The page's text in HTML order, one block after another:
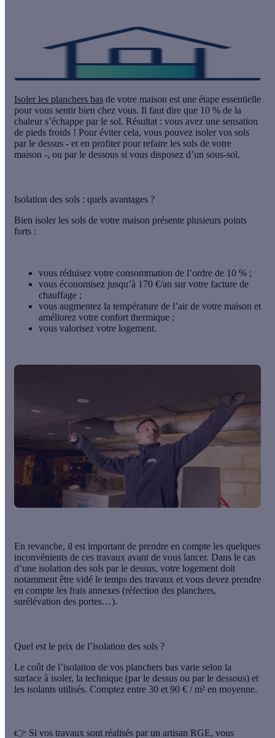
Isoler les planchers bas de votre maison est une étape essentielle
pour vous sentir bien chez vous. Il faut dire que 10 % de la
chaleur s’échappe par le sol. Résultat : vous avez une sensation
de pieds froids ! Pour éviter cela, vous pouvez isoler vos sols
par le dessus - et en profiter pour refaire les sols de votre
maison -, ou par le dessous si vous disposez d’un sous-sol.
Isolation des sols : quels avantages ?
Bien isoler les sols de votre maison présente plusieurs points
forts :
vous réduisez votre consommation de l’ordre de 10 % ;
vous économisez jusqu’à 170 €/an sur votre facture de
chauffage ;
vous augmentez la température de l’air de votre maison et
améliorez votre confort thermique ;
vous valorisez votre logement.
En revanche, il est important de prendre en compte les quelques
inconvénients de ces travaux avant de vous lancer. Dans le cas
d’une isolation des sols par le dessus, votre logement doit
notamment être vidé le temps des travaux et vous devez prendre
en compte les frais annexes (réfection des planchers,
surélévation des portes…).
Quel est le prix de l’isolation des sols ?
Le coût de l’isolation de vos planchers bas varie selon la
surface à isoler, la technique (par le dessus ou par le dessous) et
les isolants utilisés. Comptez entre 30 et 90 € / m² en moyenne.
👉 Si vos travaux sont réalisés par un artisan RGE, vous